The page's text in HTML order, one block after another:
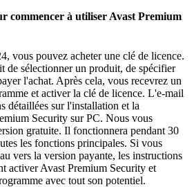
commencer à utiliser Avast Premium
vous pouvez acheter une clé de licence.
de sélectionner un produit, de spécifier
l'achat. Après cela, vous recevrez un
et activer la clé de licence. L'e-mail
détaillées sur l'installation et la
Security sur PC. Nous vous
gratuite. Il fonctionnera pendant 30
les fonctions principales. Si vous
vers la version payante, les instructions
activer Avast Premium Security et
avec tout son potentiel.